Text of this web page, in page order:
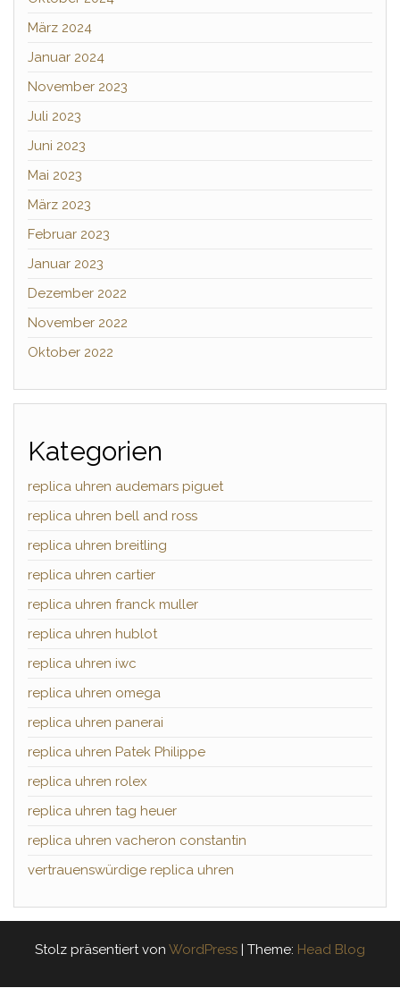
März 2024
Januar 2024
November 2023
Juli 2023
Juni 2023
Mai 2023
März 2023
Februar 2023
Januar 2023
Dezember 2022
November 2022
Oktober 2022
Kategorien
replica uhren audemars piguet
replica uhren bell and ross
replica uhren breitling
replica uhren cartier
replica uhren franck muller
replica uhren hublot
replica uhren iwc
replica uhren omega
replica uhren panerai
replica uhren Patek Philippe
replica uhren rolex
replica uhren tag heuer
replica uhren vacheron constantin
vertrauenswürdige replica uhren
Stolz präsentiert von WordPress | Theme: Head Blog